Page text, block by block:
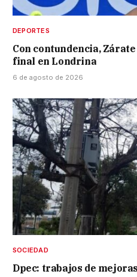
DEPORTES
Con contundencia,
final en Londrina
6 de agosto de 2026
SOCIEDAD
Dpec: trabajos de